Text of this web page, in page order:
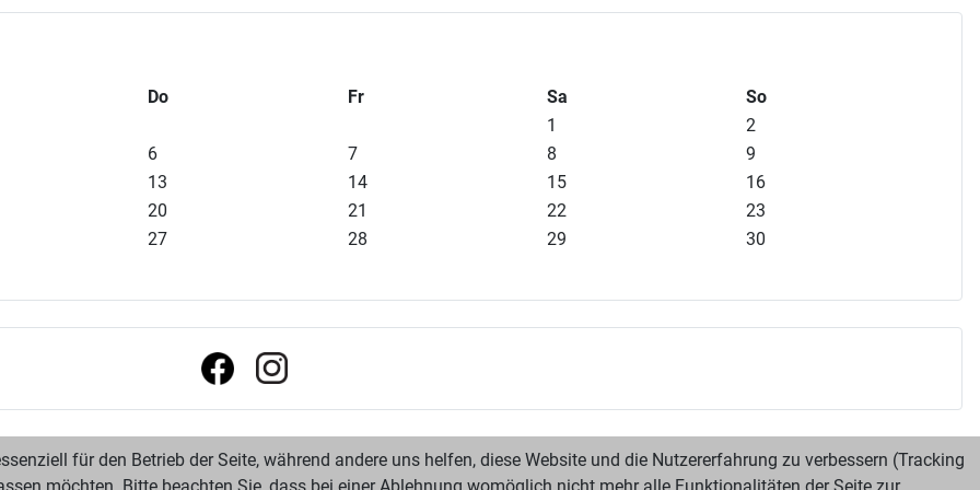
Do Fr Sa
So
1
2
6 7 8
9
13 14 15
16
20 21 22
23
27 28 29
30
für den Betrieb der Seite, während andere uns helfen, diese Website und die Nutzererfahrung zu verbessern (Tracking